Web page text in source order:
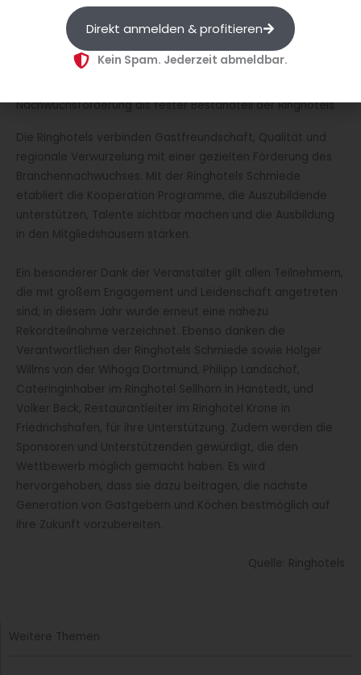
für Entwicklung und Motivation. Die Organisatoren betonen:
„Gerade solche Formate zeigen, wie wichtig es ist, jungen
Menschen Raum zum Ausprobieren, Lernen und Wachsen zu
Nachwuchsförderung als fester Bestandteil der Ringhotels
Die Ringhotels verbinden Gastfreundschaft, Qualität und
regionale Verwurzelung mit einer gezielten Förderung des
Branchennachwuchses. Mit der Ringhotels Schmiede
etabliert die Kooperation Programme, die Auszubildende
unterstützen, Talente sichtbar machen und die Ausbildung
in den Mitgliedshäusern stärken.
Ein besonderer Dank der Veranstalter gilt allen Teilnehmern,
die mit großem Engagement und Leidenschaft angetreten
sind; in diesem Jahr wurde erneut eine nahezu
Rekordteilnahme verzeichnet. Ebenso danken die
Verantwortlichen der Ringhotels Schmiede sowie Holger
Willms von der Wihoga Dortmund, Philipp Landschof,
Cateringinhaber im Ringhotel Sellhorn in Hanstedt, und
Volker Beck, Restaurantleiter im Ringhotel Krone in
Friedrichshafen, für ihre Unterstützung. Zudem werden die
Sponsoren und Unterstützenden gewürdigt, die den
Wettbewerb möglich gemacht haben. Es wird
hervorgehoben, dass sie dazu beitragen, die nächste
Generation von Gastgebern und Köchen bestmöglich auf
ihre Zukunft vorzubereiten.
Quelle: Ringhotels
Weitere Themen
Direkt anmelden & profitieren
Kein Spam. Jederzeit abmeldbar.